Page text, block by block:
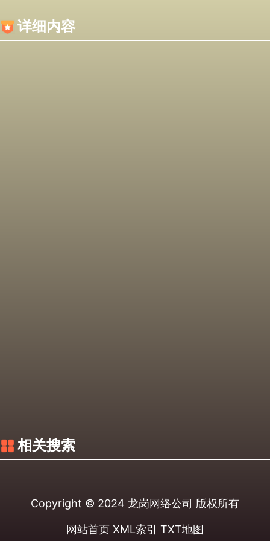
详细内容
相关搜索
Copyright © 2024 龙岗网络公司 版权所有
网站首页 XML索引 TXT地图